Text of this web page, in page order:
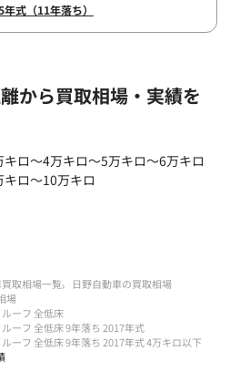
式（11年落ち）
から買取相場・実績を
キロ～4万キロ～5万キロ～6万キロ
キロ～10万キロ
買取相場一覧
日野自動車の買取相場
場
ーフ 全低床
ーフ 全低床 9年落ち 2017年式
ーフ 全低床 9年落ち 2017年式 4万キロ以下